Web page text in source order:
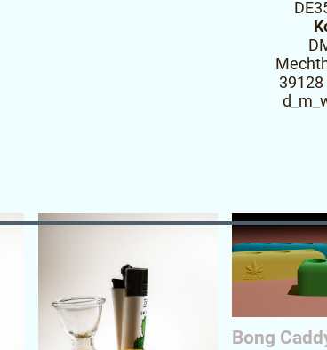
Bong